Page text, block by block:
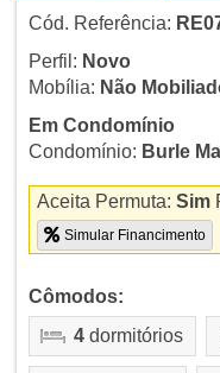
Cód. Referência:
Perfil: Novo
Mobília: Não
Em Condomínio
Condomínio: Burle
Aceita Permuta: Sim
Simular Financimento
Cômodos:
4dormitórios